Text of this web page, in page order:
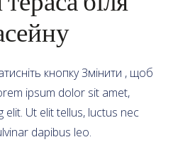
кнопку Змінити , щоб
ipsum dolor sit amet,
Ut elit tellus, luctus nec
dapibus leo.